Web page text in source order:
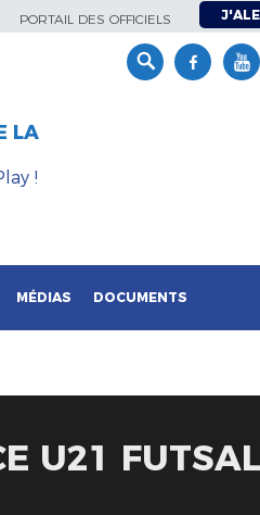
PORTAIL DES OFFICIELS
LA
!
MÉDIAS DOCUMENTS
U21 FUTSAL